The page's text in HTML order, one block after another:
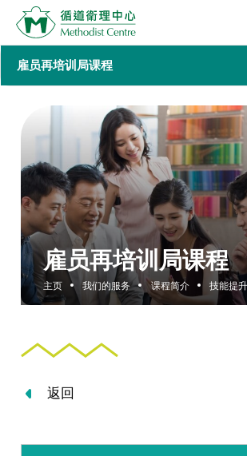
雇员再培训局课程
主页 我们的服务 课程简介 技能提
雇员再培训局课程
返回